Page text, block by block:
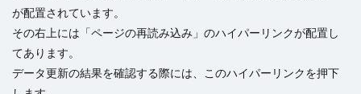
が配置されています。
その右上には「ページの再読み込み」のハイパーリンクが配置し
てあります。
データ更新の結果を確認する際には、このハイパーリンクを押下